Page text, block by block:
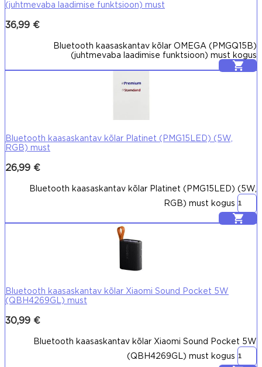
(juhtmevaba laadimise funktsioon) must
36,99 €
Bluetooth kaasaskantav kõlar OMEGA (PMGQ15B)
(juhtmevaba laadimise funktsioon) must kogus
Lisa korvi
Bluetooth kaasaskantav kõlar Platinet (PMG15LED) (5W,
RGB) must
26,99 €
Bluetooth kaasaskantav kõlar Platinet (PMG15LED) (5W,
RGB) must kogus
Lisa korvi
Bluetooth kaasaskantav kõlar Xiaomi Sound Pocket 5W
(QBH4269GL) must
30,99 €
Bluetooth kaasaskantav kõlar Xiaomi Sound Pocket 5W
(QBH4269GL) must kogus